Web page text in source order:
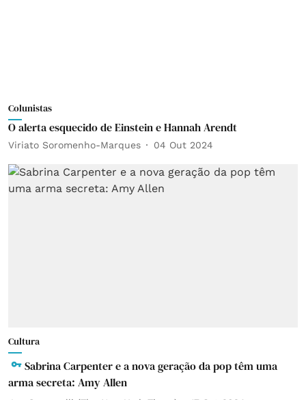
Colunistas
O alerta esquecido de Einstein e Hannah Arendt
Viriato Soromenho-Marques 04 Out 2024
Cultura
Sabrina Carpenter e a nova geração da pop têm uma
arma secreta: Amy Allen